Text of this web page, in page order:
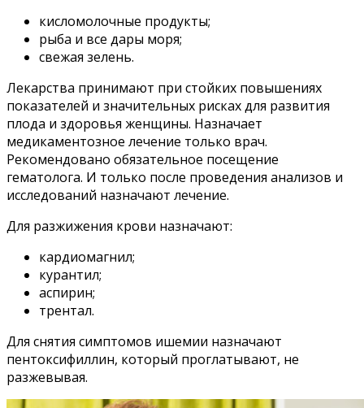
кисломолочные продукты;
рыба и все дары моря;
свежая зелень.
Лекарства принимают при стойких повышениях
показателей и значительных рисках для развития
плода и здоровья женщины. Назначает
медикаментозное лечение только врач.
Рекомендовано обязательное посещение
гематолога. И только после проведения анализов и
исследований назначают лечение.
Для разжижения крови назначают:
кардиомагнил;
курантил;
аспирин;
трентал.
Для снятия симптомов ишемии назначают
пентоксифиллин, который проглатывают, не
разжевывая.